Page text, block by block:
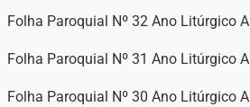
Folha Paroquial Nº 32 Ano Litúrgico A
Folha Paroquial Nº 31 Ano Litúrgico A
Folha Paroquial Nº 30 Ano Litúrgico A